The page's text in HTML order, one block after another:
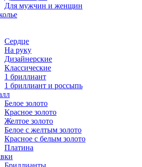
Для мужчин и женщин
Сердце
На руку
Дизайнерские
Классические
1 бриллиант
1 бриллиант и россыпь
Белое золото
Красное золото
Желтое золото
Белое с желтым золото
Красное с белым золото
Платина
Бриллианты